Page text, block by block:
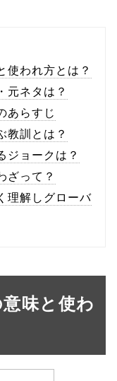
使われ方とは？
元ネタは？
あらすじ
教訓とは？
ジョークは？
ざって？
理解しグローバ
味と使わ